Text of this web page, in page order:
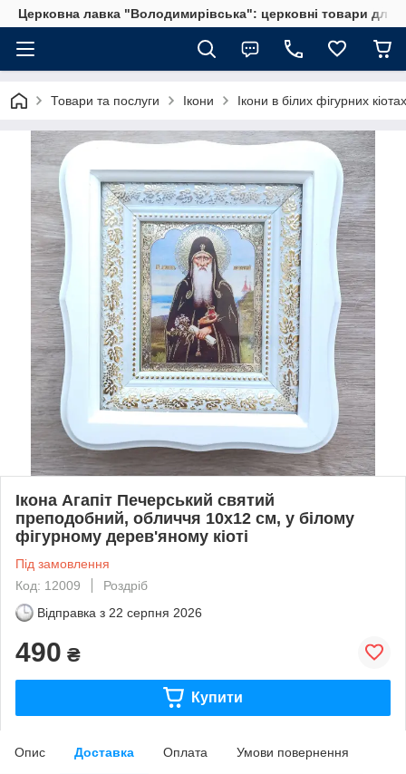
Церковна лавка "Володимирівська": церковні товари для
Товари та послуги Ікони Ікони в білих фігурних
Ікона Агапіт ​​Печерський святий
преподобний, обличчя 10х12 см, у білому
фігурному дерев'яному кіоті
Під замовлення
Код: 12009
Роздріб
Відправка з 22 серпня 2026
490 ₴
Купити
Опис Доставка Оплата Умови повернення